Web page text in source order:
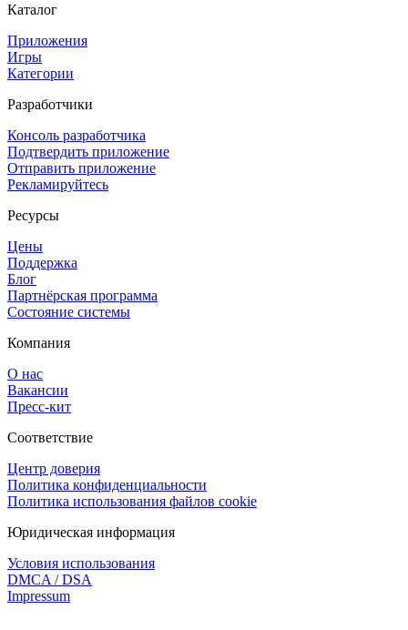
Каталог
Приложения
Игры
Категории
Разработчики
Консоль разработчика
Подтвердить приложение
Отправить приложение
Рекламируйтесь
Ресурсы
Цены
Поддержка
Блог
Партнёрская программа
Состояние системы
Компания
О нас
Вакансии
Пресс-кит
Соответствие
Центр доверия
Политика конфиденциальности
Политика использования файлов cookie
Юридическая информация
Условия использования
DMCA / DSA
Impressum